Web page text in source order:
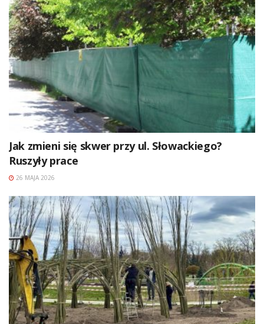
Jak zmieni się skwer przy ul. Słowackiego?
Ruszyły prace
26 MAJA 2026